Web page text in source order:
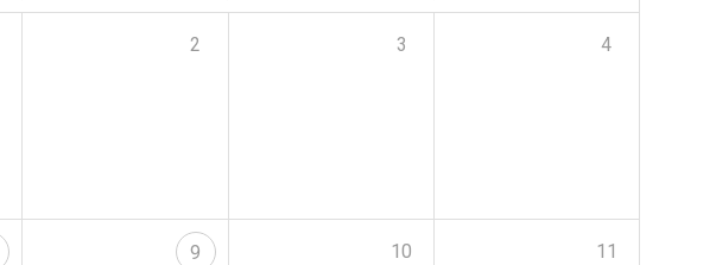
2 3 4
9 10 11